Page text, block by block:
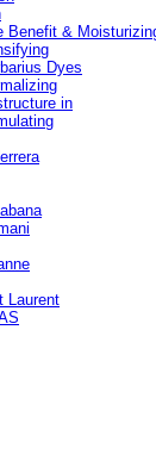
Benefit &
Dyes
in
Laurent